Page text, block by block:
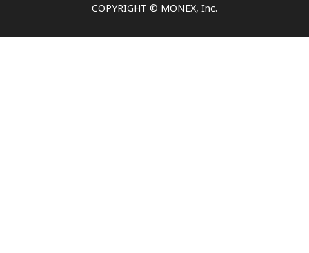
COPYRIGHT © MONEX, Inc.